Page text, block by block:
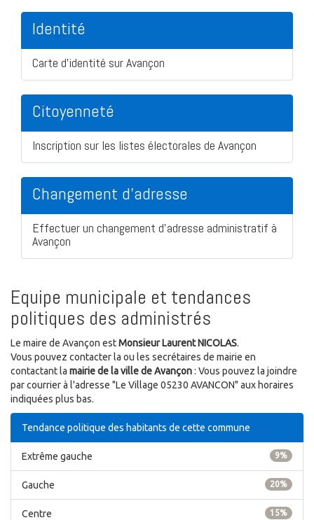
Identité
Carte d'identité sur Avançon
Citoyenneté
Inscription sur les listes électorales de Avançon
Changement d'adresse
Effectuer un changement d'adresse administratif à
Avançon
Equipe municipale et tendances
politiques des administrés
Le maire de Avançon estMonsieur Laurent NICOLAS.
Vous pouvez contacter la ou les secrétaires de mairie en
contactant la mairie de la ville de Avançon: Vous pouvez la joindre
par courrier à l'adresse "Le Village 05230 AVANCON" aux horaires
indiquées plus bas.
Tendance politique des habitants de cette commune
9%
Extrême gauche
20%
Gauche
15%
Centre